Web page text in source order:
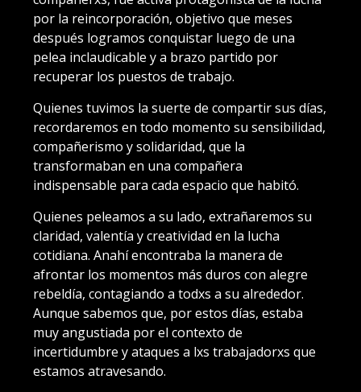
por la reincorporación, objetivo que meses
después logramos conquistar luego de una
pelea inclaudicable y a brazo partido por
recuperar los puestos de trabajo.
Quienes tuvimos la suerte de compartir sus días,
recordaremos en todo momento su sensibilidad,
compañerismo y solidaridad, que la
transformaban en una compañera
indispensable para cada espacio que habitó.
Quienes peleamos a su lado, extrañaremos su
claridad, valentía y creatividad en la lucha
cotidiana. Anahí encontraba la manera de
afrontar los momentos más duros con alegre
rebeldía, contagiando a todxs a su alrededor.
Aunque sabemos que, por estos días, estaba
muy angustiada por el contexto de
incertidumbre y ataques a lxs trabajadorxs que
estamos atravesando.